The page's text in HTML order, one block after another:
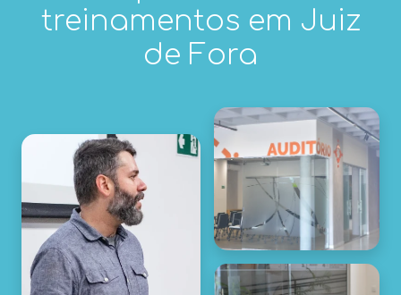
treinamentos em Juiz
de Fora